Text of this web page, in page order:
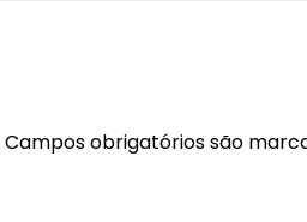
Campos obrigatórios são